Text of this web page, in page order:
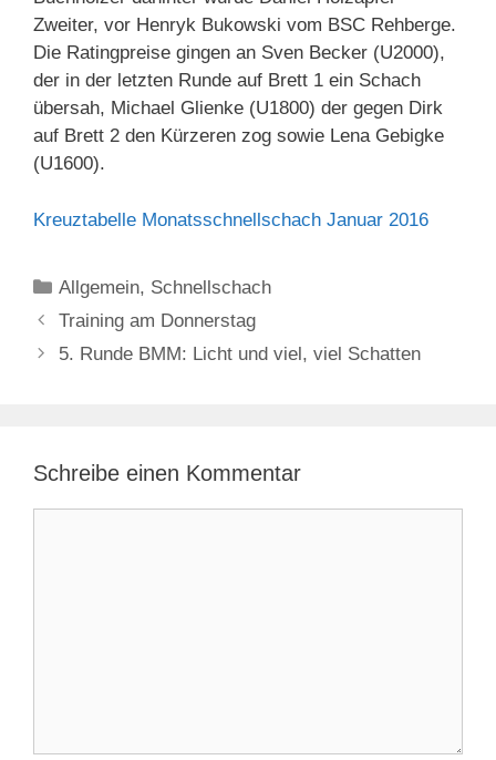
Zweiter, vor Henryk Bukowski vom BSC Rehberge.
Die Ratingpreise gingen an Sven Becker (U2000),
der in der letzten Runde auf Brett 1 ein Schach
übersah, Michael Glienke (U1800) der gegen Dirk
auf Brett 2 den Kürzeren zog sowie Lena Gebigke
(U1600).
Kreuztabelle Monatsschnellschach Januar 2016
Kategorien
Allgemein, Schnellschach
Training am Donnerstag
5. Runde BMM: Licht und viel, viel Schatten
Schreibe einen Kommentar